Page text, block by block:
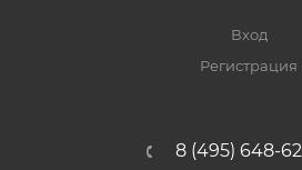
Вход
Регистрация
8 (495) 648-